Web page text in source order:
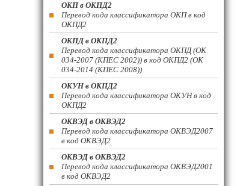
ОКП в ОКПД2
Перевод кода классификатора ОКП в код
ОКПД2
ОКПД в ОКПД2
Перевод кода классификатора ОКПД (ОК
034-2007 (КПЕС 2002)) в код ОКПД2 (ОК
034-2014 (КПЕС 2008))
ОКУН в ОКПД2
Перевод кода классификатора ОКУН в код
ОКПД2
ОКВЭД в ОКВЭД2
Перевод кода классификатора ОКВЭД2007
в код ОКВЭД2
ОКВЭД в ОКВЭД2
Перевод кода классификатора ОКВЭД2001
в код ОКВЭД2